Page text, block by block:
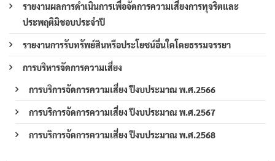
รายงานผลการดำเนินการเพื่อจัดการความเสี่ยงการทุจริตและ
ประพฤติมิชอบประจำปี
รายงานการรับทรัพย์สินหรือประโยชน์อื่นใดโดยธรรมจรรยา
การบริหารจัดการความเสี่ยง
การบริการจัดการความเสี่ยง ปีงบประมาณ พ.ศ.2566
การบริการจัดการความเสี่ยง ปีงบประมาณ พ.ศ.2567
การบริการจัดการความเสี่ยง ปีงบประมาณ พ.ศ.2568